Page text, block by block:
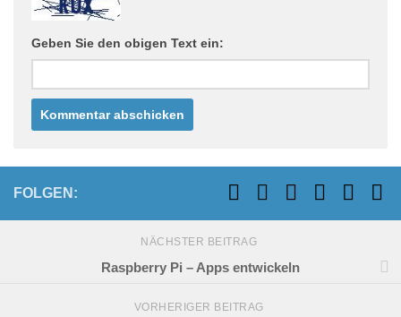
Geben Sie den obigen Text ein:
FOLGEN:
NÄCHSTER BEITRAG
Raspberry Pi – Apps entwickeln
VORHERIGER BEITRAG